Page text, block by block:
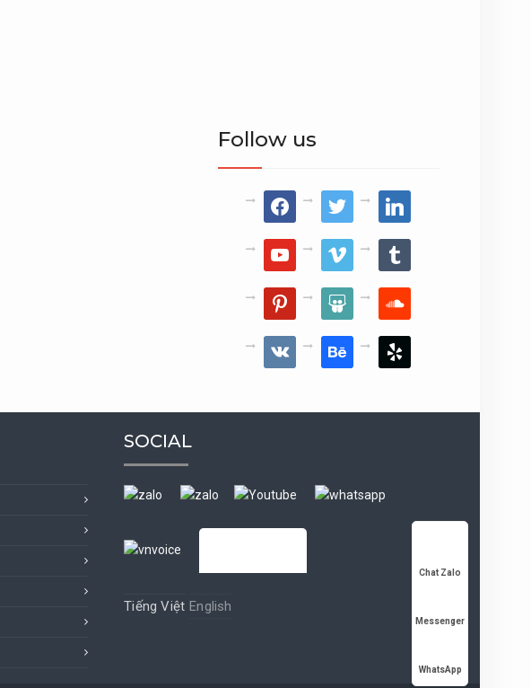
Follow us
facebook twitter linkedin
youtube vimeo tumblr
pinterest slideshare soundcloud
vkontakte behance yelp
SOCIAL
Tiếng Việt English
Chat Zalo
Messenger
WhatsApp